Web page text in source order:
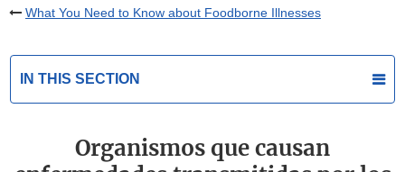
What You Need to Know about Foodborne Illnesses
IN THIS SECTION
Organismos que causan